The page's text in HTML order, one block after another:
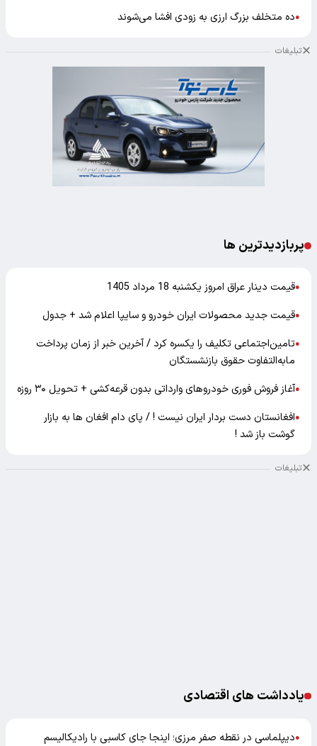
●ده متخلف بزرگ ارزی به زودی افشا می‌شوند
تبلیغات
پربازدیدترین ها
●قیمت دینار عراق امروز یکشنبه 18 مرداد 1405
●قیمت جدید محصولات ایران خودرو و سایپا اعلام شد + جدول
●تامین‌اجتماعی تکلیف را یکسره کرد / آخرین خبر از زمان پرداخت
مابه‌التفاوت حقوق بازنشستگان
●آغاز فروش فوری خودروهای وارداتی بدون قرعه‌کشی + تحویل ۳۰ روزه
●افغانستان دست بردار ایران نیست ! / پای دام افغان ها به بازار
گوشت باز شد !
تبلیغات
یادداشت های اقتصادی
●دیپلماسی در نقطه صفر مرزی؛ اینجا جای کاسبی با رادیکالیسم